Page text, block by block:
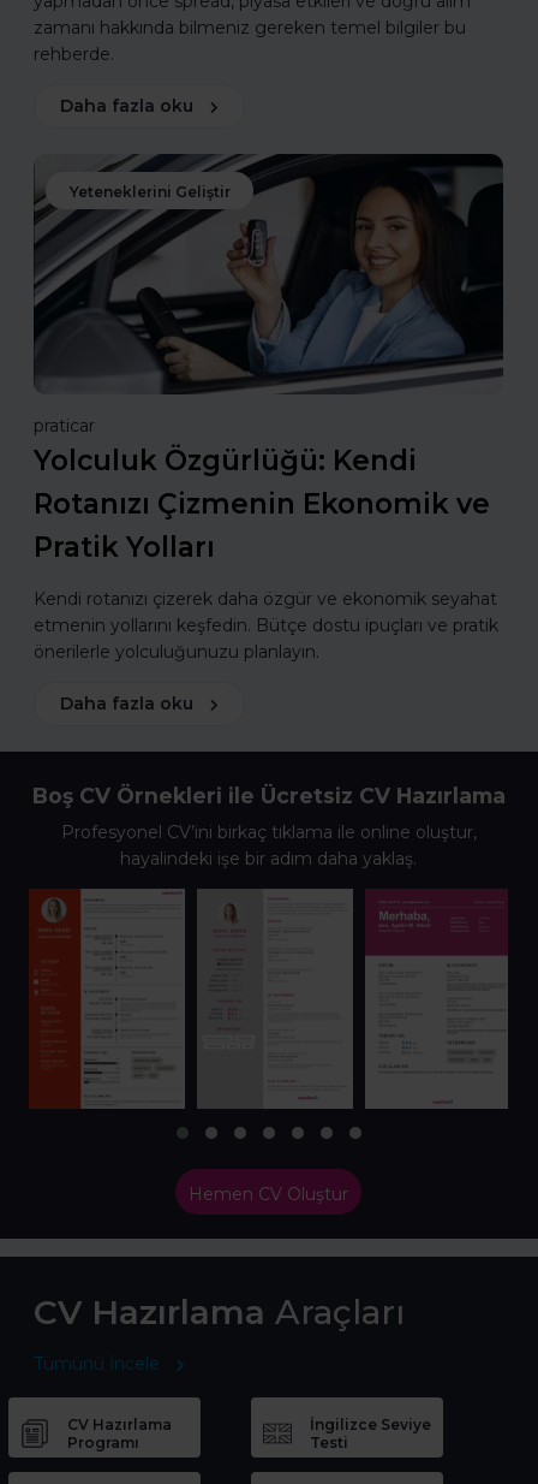
zamanı hakkında bilmeniz gereken temel bilgiler bu
rehberde.
Daha fazla oku
Yeteneklerini Geliştir
praticar
Yolculuk Özgürlüğü: Kendi
Rotanızı Çizmenin Ekonomik ve
Pratik Yolları
Kendi rotanızı çizerek daha özgür ve ekonomik seyahat
etmenin yollarını keşfedin. Bütçe dostu ipuçları ve pratik
önerilerle yolculuğunuzu planlayın.
Daha fazla oku
Boş CV Örnekleri ile Ücretsiz CV Hazırlama
Profesyonel CV’ini birkaç tıklama ile online oluştur,
hayalindeki işe bir adım daha yaklaş.
Hemen CV Oluştur
CV Hazırlama Araçları
Tümünü İncele
CV Hazırlama
Programı
İngilizce Seviye
Testi